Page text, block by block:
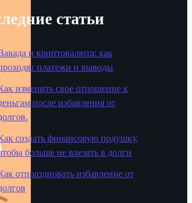
статьи
и криптовалюта: как
платежи и выводы
изменить свое отношение к
после избавления от
создать финансовую подушку,
больше не влезать в долги
отпраздновать избавление от